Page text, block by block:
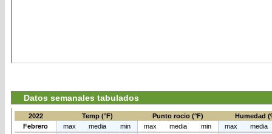
Datos semanales tabulados
2022 Temp (°F) Punto rocio (°F)
Humedad
Febrero
max media min max media min max
media